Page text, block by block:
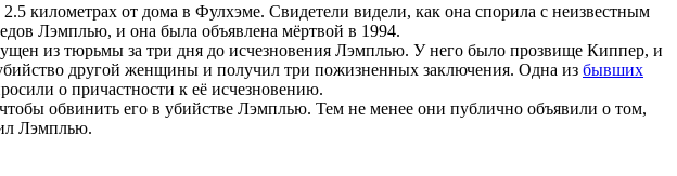
километрах от дома в Фулхэме. Свидетели видели, как она спорила с неизвестным
Лэмплью, и она была объявлена мёртвой в 1994.
из тюрьмы за три дня до исчезновения Лэмплью. У него было прозвище Киппер, и
другой женщины и получил три пожизненных заключения. Одна из бывших
о причастности к её исчезновению.
обвинить его в убийстве Лэмплью. Тем не менее они публично объявили о том,
Лэмплью.